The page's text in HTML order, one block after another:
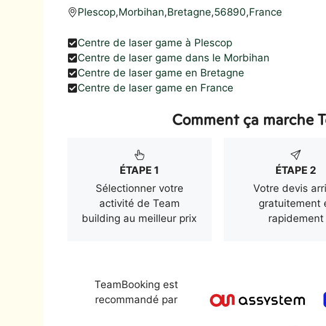
Plescop,Morbihan,Bretagne,56890,France
Centre de laser game à Plescop
Centre de laser game dans le Morbihan
Centre de laser game en Bretagne
Centre de laser game en France
Comment ça marche
ÉTAPE 1
Sélectionner votre
activité de Team
building au meilleur prix
ÉTAPE 2
Votre devis
gratuitement
rapidement
TeamBooking est
recommandé par